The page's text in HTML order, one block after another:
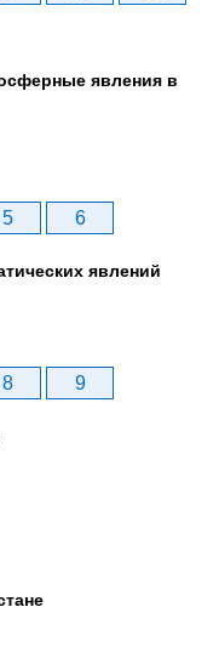
явления в
5 6
явлений
8 9